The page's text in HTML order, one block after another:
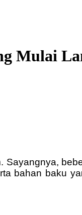
Mulai
bahan baku